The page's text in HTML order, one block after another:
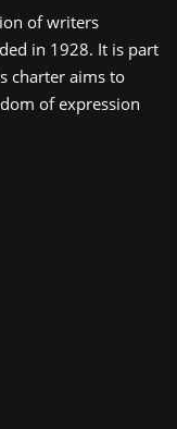
of writers
in 1928. It is part
charter aims to
of expression